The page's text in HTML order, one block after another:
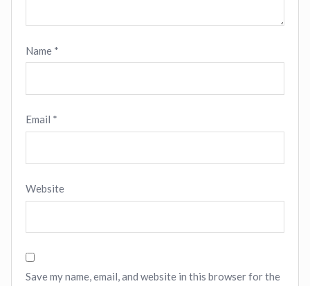
Name *
Email *
Website
Save my name, email, and website in this browser for the